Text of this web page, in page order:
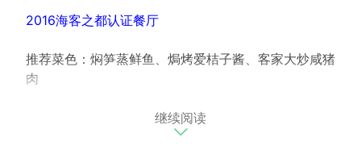
2016海客之都认证餐厅
推荐菜色：焖笋蒸鲜鱼、焗烤爱桔子酱、客家大炒咸猪
肉
原本在中坜大同夜市路边摊起家的原味海鲜，因为老板
继续阅读